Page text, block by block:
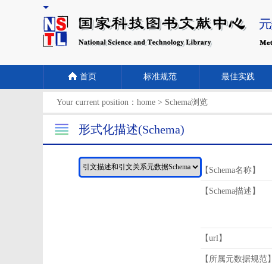
首页 标准规范 最佳实践
Your current position： home > Schema浏览
形式化描述(Schema)
【Schema名称】
【Schema描述】
【url】
【所属元数据规范】